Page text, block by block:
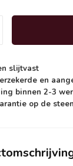
slijtvast
en
binnen 2-3
op de